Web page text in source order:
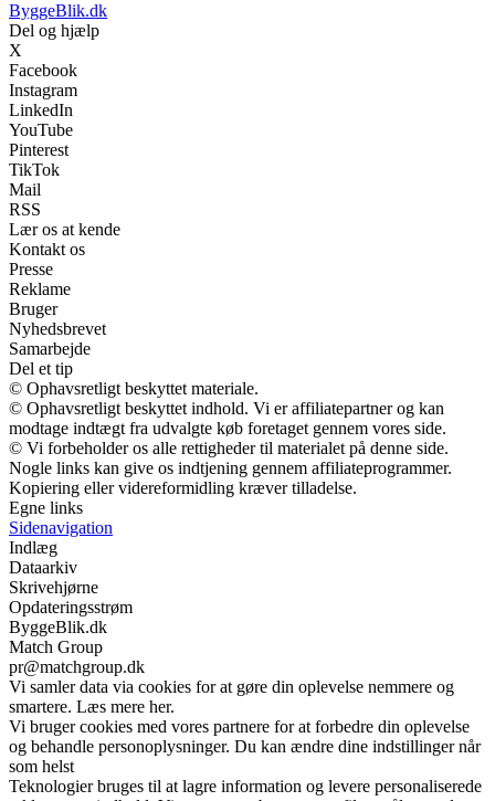
ByggeBlik.dk
Del og hjælp
X
Facebook
Instagram
LinkedIn
YouTube
Pinterest
TikTok
Mail
RSS
Lær os at kende
Kontakt os
Presse
Reklame
Bruger
Nyhedsbrevet
Samarbejde
Del et tip
© Ophavsretligt beskyttet materiale.
© Ophavsretligt beskyttet indhold. Vi er affiliatepartner og kan
modtage indtægt fra udvalgte køb foretaget gennem vores side.
© Vi forbeholder os alle rettigheder til materialet på denne side.
Nogle links kan give os indtjening gennem affiliateprogrammer.
Kopiering eller videreformidling kræver tilladelse.
Egne links
Sidenavigation
Indlæg
Dataarkiv
Skrivehjørne
Opdateringsstrøm
ByggeBlik.dk
Match Group
pr@matchgroup.dk
Vi samler data via cookies for at gøre din oplevelse nemmere og
smartere. Læs mere her.
Vi bruger cookies med vores partnere for at forbedre din oplevelse
og behandle personoplysninger. Du kan ændre dine indstillinger når
som helst
Teknologier bruges til at lagre information og levere personaliserede